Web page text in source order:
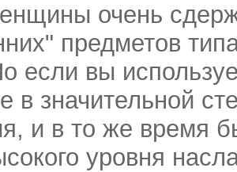
очень
предметов
если вы
в значительной
и в то же время
уровня